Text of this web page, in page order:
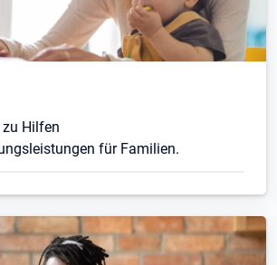
Hilfen
für Familien.